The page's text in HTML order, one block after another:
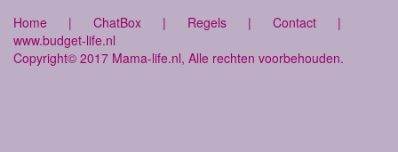
Home | ChatBox | Regels | Contact |
www.budget-life.nl
Copyright© 2017 Mama-life.nl, Alle rechten voorbehouden.